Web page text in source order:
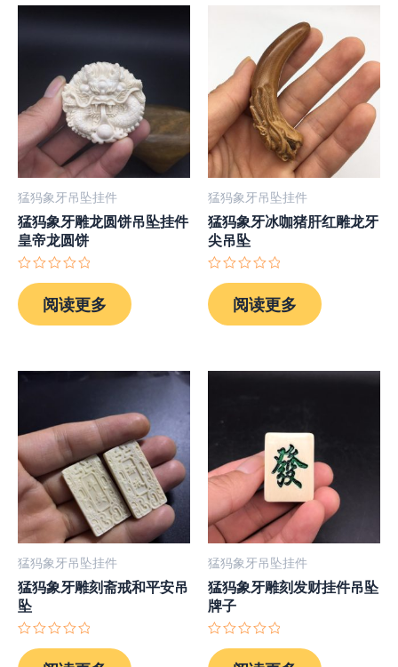
猛犸象牙吊坠挂件
猛犸象牙雕龙圆饼吊坠挂件
皇帝龙圆饼
评
分
0
&sol;
阅读更多
猛犸象牙吊坠挂件
猛犸象牙冰咖猪肝红雕龙牙
尖吊坠
评
分
0
&sol;
阅读更多
猛犸象牙吊坠挂件
猛犸象牙雕刻斋戒和平安吊
坠
评
分
猛犸象牙吊坠挂件
猛犸象牙雕刻发财挂件吊坠
牌子
评
分